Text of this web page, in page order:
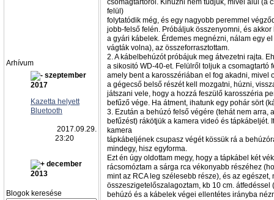
Arhívum
szeptember
2017
Kazetta helyett
Bluetooth
2017.09.29.
23:20
december
2013
Blogok keresése
csomagtartóról. Kihúzni nem tudjuk, mivel alul (a
felül)
folytatódik még, és egy nagyobb peremmel
jobb-felső felén. Próbáljuk összenyomni, és
a gyári kábelek. Érdemes megnézni, nálam egy
vágták volna), az összeforrasztottam.
2. A kábelbehúzót próbájuk meg átvezetni rajta.
a sikositó WD-40-et. Felülről toljuk a csomagtartó
amely bent a karosszériában el fog akadni, mivel
a gégecső belső részét kell mozgatni, húzni,
játszani vele, hogy a hozzá feszülő karosszéria
befűző vége. Ha átment, ihatunk egy pohár sört
3. Ezután a behúzó felső végére (tehát nem arra,
befűzést) rákötjük a kamera videó és tápkábeljét.
kamera
tápkábeljének csupasz végét kössük rá a
mindegy, hisz egyforma.
Ezt én úgy oldottam megy, hogy a tápkábel két
rácsomóztam a sárga rca vékonyabb részéhez
mint az RCA leg szélesebb része), és az egészet,
összeszigetelőszalagoztam, kb 10 cm. átfedéssel
behúzó és a kábelek végei ellentétes irányba